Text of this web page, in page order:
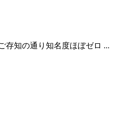
存知の通り知名度ほぼゼロ ...